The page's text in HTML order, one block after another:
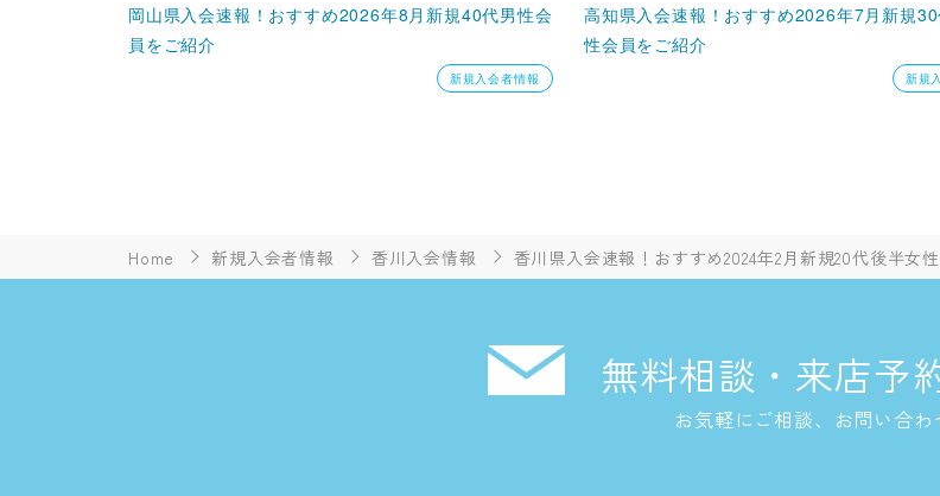
岡山県入会速報！おすすめ2026年8月新規40代男性会
員をご紹介
新規入会者情報
高知県入会速報！おすすめ2026年7月新規
性会員をご紹介
新規
Home 新規入会者情報 香川入会情報 香川県入会速報！おすすめ2024年2月新規20代後半女
無料相談・来店予
お気軽にご相談、お問い合わ